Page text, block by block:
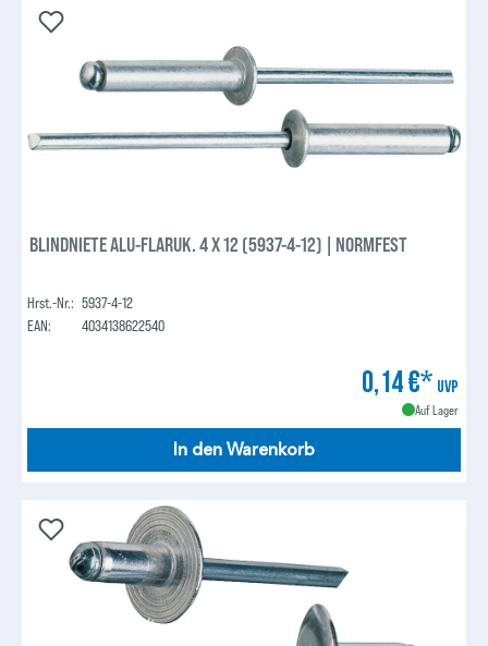
BLINDNIETE ALU-FLARUK. 4 X 12 (5937-4-12) | NORMFEST
Hrst.-Nr.: 5937-4-12
EAN:
4034138622540
0,14 €* UVP
Auf Lager
In den Warenkorb